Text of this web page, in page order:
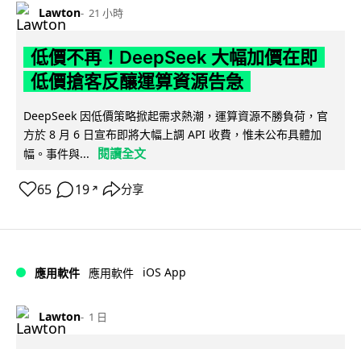
Lawton 21 小時
低價不再！DeepSeek 大幅加價在即
低價搶客反釀運算資源告急
DeepSeek 因低價策略掀起需求熱潮，運算資源不勝負荷，官
方於 8 月 6 日宣布即將大幅上調 API 收費，惟未公布具體加
幅。事件與...
閱讀全文
65 19 ↗ 分享
應用軟件 應用軟件 iOS App
Lawton 1 日